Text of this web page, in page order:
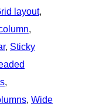
layout
, Sticky
, Wide